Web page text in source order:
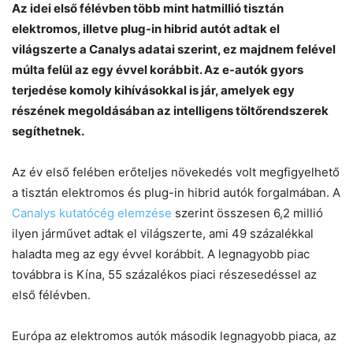
Az idei első félévben több mint hatmillió tisztán
elektromos, illetve plug-in hibrid autót adtak el
világszerte a Canalys adatai szerint, ez majdnem felével
múlta felül az egy évvel korábbit. Az e-autók gyors
terjedése komoly kihívásokkal is jár, amelyek egy
részének megoldásában az intelligens töltőrendszerek
segíthetnek.
Az év első felében erőteljes növekedés volt megfigyelhető
a tisztán elektromos és plug-in hibrid autók forgalmában. A
Canalys kutatócég elemzése szerint összesen 6,2 millió
ilyen járművet adtak el világszerte, ami 49 százalékkal
haladta meg az egy évvel korábbit. A legnagyobb piac
továbbra is Kína, 55 százalékos piaci részesedéssel az
első félévben.
Európa az elektromos autók második legnagyobb piaca, az